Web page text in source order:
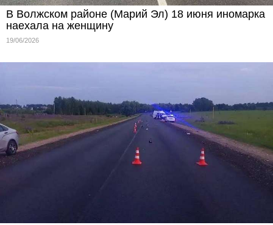
В Волжском районе (Марий Эл) 18 июня иномарка
наехала на женщину
19/06/2026